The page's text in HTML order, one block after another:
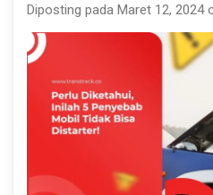
Diposting pada Maret 12, 2024